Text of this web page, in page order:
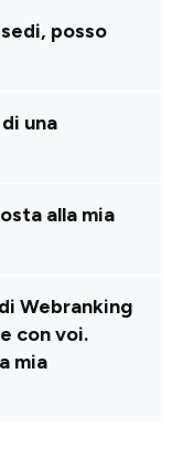
posso
una
alla mia
Webranking
con voi.
mia